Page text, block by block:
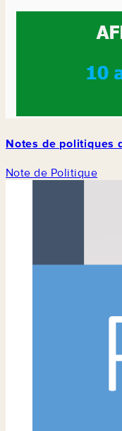
Notes de politiques
Note de Politique